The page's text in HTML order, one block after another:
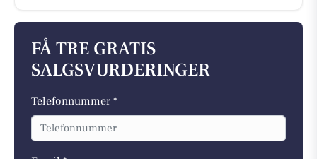
FÅ TRE GRATIS
SALGSVURDERINGER
Telefonnummer *